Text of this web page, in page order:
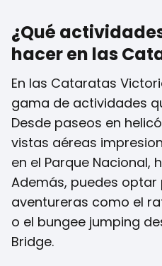
¿Qué
hacer en las
En las Cataratas
gama de actividades
Desde paseos en
vistas aéreas
en el Parque Nacional,
Además, puedes
aventureras como el
o el bungee jumping
Bridge.